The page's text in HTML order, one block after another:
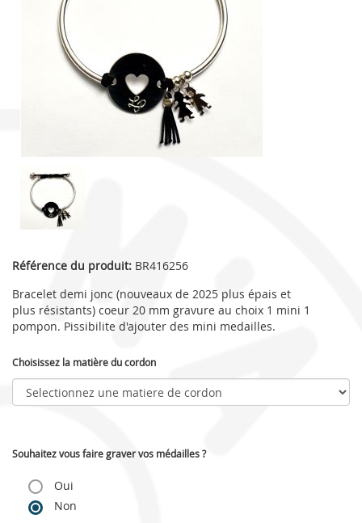
Référence du produit: BR416256
Bracelet demi jonc (nouveaux de 2025 plus épais et
plus résistants) coeur 20 mm gravure au choix 1 mini 1
pompon. Pissibilite d'ajouter des mini medailles.
Choisissez la matière du cordon
Souhaitez vous faire graver vos médailles ?
Oui
Non